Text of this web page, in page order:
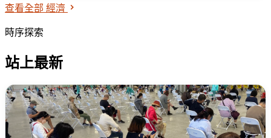
查看全部 經濟
時序探索
站上最新